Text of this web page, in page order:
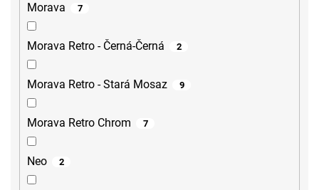
Morava 7
Morava Retro - Černá-Černá 2
Morava Retro - Stará Mosaz 9
Morava Retro Chrom 7
Neo 2